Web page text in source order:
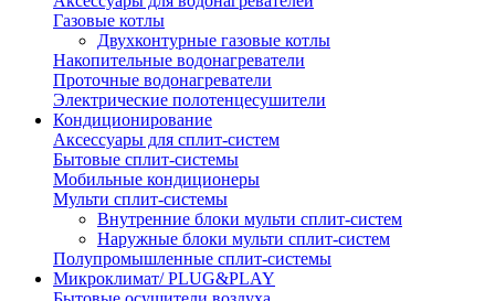
Газовые котлы
Двухконтурные газовые котлы
Накопительные водонагреватели
Проточные водонагреватели
Электрические полотенцесушители
Кондиционирование
Аксессуары для сплит-систем
Бытовые сплит-системы
Мобильные кондиционеры
Мульти сплит-системы
Внутренние блоки мульти сплит-систем
Наружные блоки мульти сплит-систем
Полупромышленные сплит-системы
Микроклимат/ PLUG&PLAY